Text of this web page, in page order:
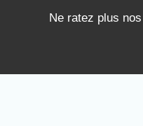
Ne ratez plus